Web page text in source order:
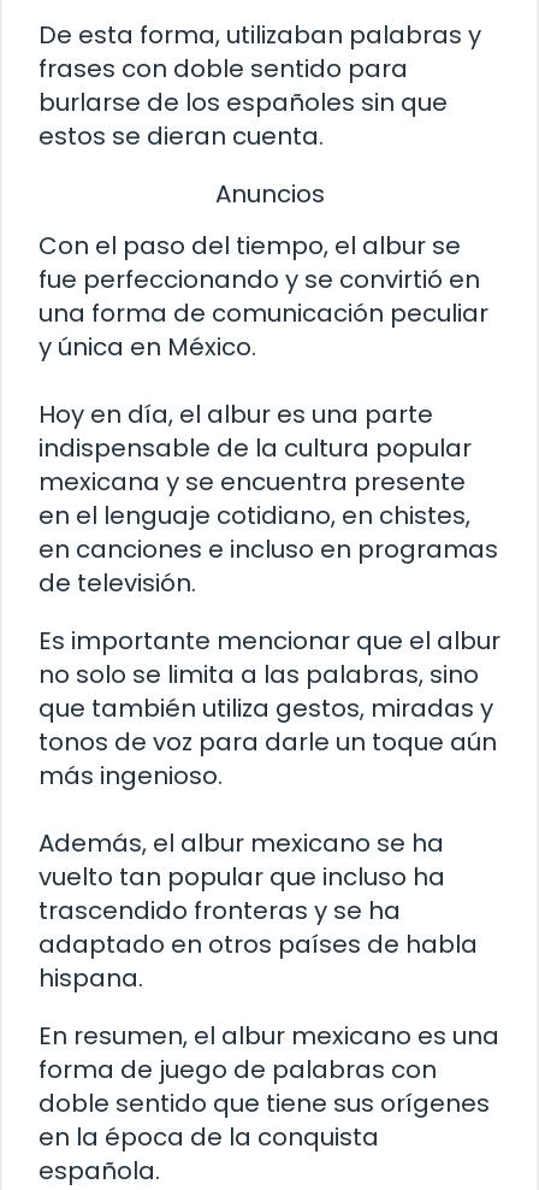
De esta forma, utilizaban palabras y
frases con doble sentido para
burlarse de los españoles sin que
estos se dieran cuenta.
Anuncios
Con el paso del tiempo, el albur se
fue perfeccionando y se convirtió en
una forma de comunicación peculiar
y única en México.
Hoy en día, el albur es una parte
indispensable de la cultura popular
mexicana y se encuentra presente
en el lenguaje cotidiano, en chistes,
en canciones e incluso en programas
de televisión.
Es importante mencionar que el albur
no solo se limita a las palabras, sino
que también utiliza gestos, miradas y
tonos de voz para darle un toque aún
más ingenioso.
Además, el albur mexicano se ha
vuelto tan popular que incluso ha
trascendido fronteras y se ha
adaptado en otros países de habla
hispana.
En resumen, el albur mexicano es una
forma de juego de palabras con
doble sentido que tiene sus orígenes
en la época de la conquista
española.